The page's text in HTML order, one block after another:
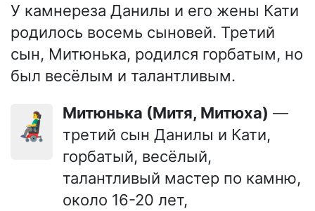
У камнереза Данилы и его жены Кати
родилось восемь сыновей. Третий
сын, Митюнька, родился горбатым, но
был весёлым и талантливым.
👨‍🦼 Митюнька (Митя, Митюха) —
третий сын Данилы и Кати,
горбатый, весёлый,
талантливый мастер по камню,
около 16-20 лет,